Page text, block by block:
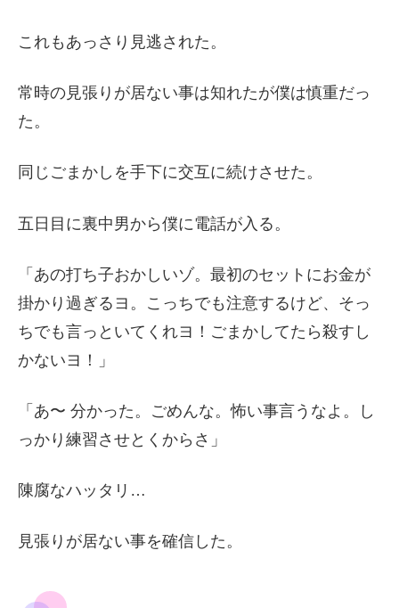
これもあっさり見逃された。
常時の見張りが居ない事は知れたが僕は慎重だっ
た。
同じごまかしを手下に交互に続けさせた。
五日目に裏中男から僕に電話が入る。
「あの打ち子おかしいゾ。最初のセットにお金が
掛かり過ぎるヨ。こっちでも注意するけど、そっ
ちでも言っといてくれヨ！ごまかしてたら殺すし
かないヨ！」
「あ〜 分かった。ごめんな。怖い事言うなよ。し
っかり練習させとくからさ」
陳腐なハッタリ…
見張りが居ない事を確信した。